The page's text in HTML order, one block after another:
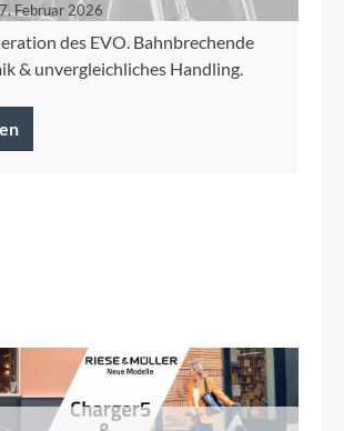
Februar 2026
des EVO. Bahnbrechende
& unvergleichliches Handling.